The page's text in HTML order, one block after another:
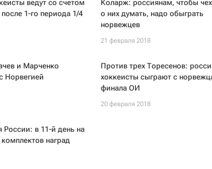
ведут со счетом
1-го периода 1/4
Коларж: россиянам, чтобы
о них думать, надо обыграть
норвежцев
21 февраля 2018
и Марченко
Норвегией
Против трех Торесенов:
хоккеисты сыграют с
финала ОИ
20 февраля 2018
России: в 11-й день на
наград